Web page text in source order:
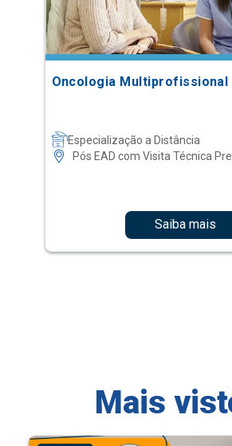
Oncologia Multiprofissional
Especialização a Distância
Pós EAD com Visita Técnica
Saiba mais
Mais